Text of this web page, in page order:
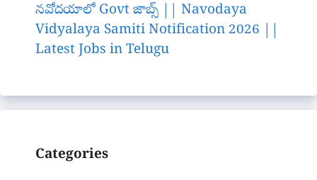
నవోదయాలో Govt జాబ్స్ || Navodaya
Vidyalaya Samiti Notification 2026 ||
Latest Jobs in Telugu
Categories